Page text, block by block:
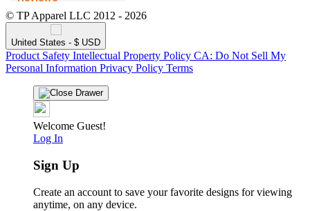
© TP Apparel LLC 2012 - 2026
United States - $ USD
Product Safety Intellectual Property Policy CA: Do Not Sell My
Personal Information Privacy Policy Terms
Welcome Guest!
Log In
Sign Up
Create an account to save your favorite designs for viewing
anytime, on any device.